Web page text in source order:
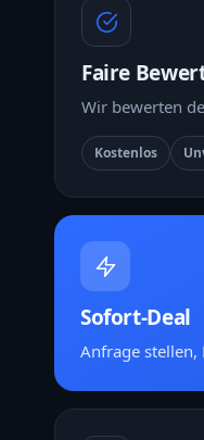
Faire
Wir bewerten
Kostenlos
Sofort-Deal
Anfrage stellen,